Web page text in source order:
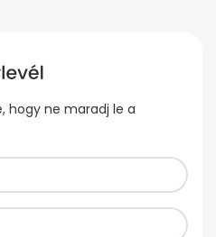
hogy ne maradj le a